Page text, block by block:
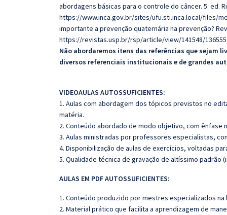
abordagens básicas para o controle do câncer. 5. ed.
https://www.inca.gov.br/sites/ufu.sti.inca.local/files/
importante a prevenção quaternária na prevenção?
https://revistas.usp.br/rsp/article/view/141548/136555
Não abordaremos itens das referências que sejam
diversos referenciais institucionais e de grandes
VIDEOAULAS AUTOSSUFICIENTES:
1. Aulas com abordagem dos tópicos previstos no
matéria.
2. Conteúdo abordado de modo objetivo, com ênfase
3. Aulas ministradas por professores especialistas,
4. Disponibilização de aulas de exercícios, voltadas
5. Qualidade técnica de gravação de altíssimo padrão
AULAS EM PDF AUTOSSUFICIENTES:
1. Conteúdo produzido por mestres especializados
2. Material prático que facilita a aprendizagem de